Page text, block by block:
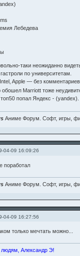
Лебедева
таки неожиданно
по университетам.
Apple — без комментариев
обошел Marriott тоже
попал Яндекс -
Аниме Форум. Софт, игры,
04-09 16:09:26
поработал
Аниме Форум. Софт, игры,
04-09 16:27:56
только мечтать можно...
Александр Э!